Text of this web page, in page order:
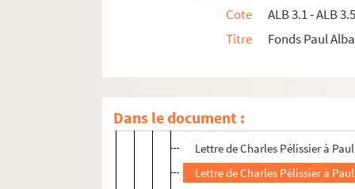
Cote
ALB 3.1 - ALB
Titre
Fonds Paul
Dans le document :Lettre de Charles Pélissier à
Lettre de Charles Pélissier à
Lettre de Charles Pélissier à